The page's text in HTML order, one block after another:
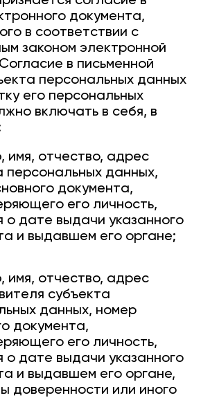
документа,
в соответствии с
законом электронной
в письменной
персональных данных
его персональных
включать в себя, в
имя, отчество, адрес
персональных данных,
документа,
его личность,
о дате выдачи указанного
и выдавшем его органе;
имя, отчество, адрес
субъекта
данных, номер
документа,
его личность,
о дате выдачи указанного
и выдавшем его органе,
доверенности или иного